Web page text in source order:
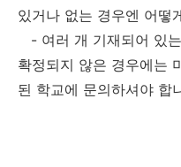
있거나 없는 경우엔 어떻
- 여러 개 기재되어 있
확정되지 않은 경우에는
된 학교에 문의하셔야 합